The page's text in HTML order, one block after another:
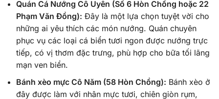
Quán Cá Nướng Cô Uyên (Số 6 Hòn Chồng hoặc 22
Phạm Văn Đồng): Đây là một lựa chọn tuyệt vời cho
những ai yêu thích các món nướng. Quán chuyên
phục vụ các loại cá biển tươi ngon được nướng trực
tiếp, có vị thơm đặc trưng, phù hợp cho bữa tối lãng
mạn ven biển.
Bánh xèo mực Cô Năm (58 Hòn Chồng): Bánh xèo ở
đây được làm với nhân mực tươi, chiên giòn rụm,